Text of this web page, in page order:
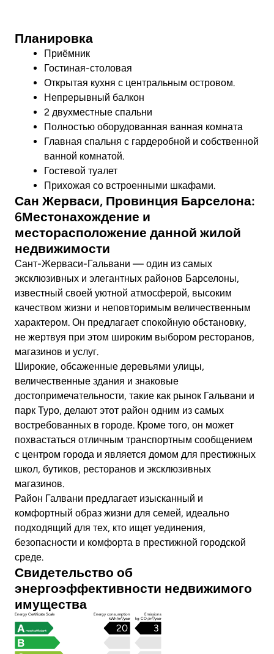
Планировка
Приёмник
Гостиная-столовая
Открытая кухня с центральным островом.
Непрерывный балкон
2 двухместные спальни
Полностью оборудованная ванная комната
Главная спальня с гардеробной и собственной
ванной комнатой.
Гостевой туалет
Прихожая со встроенными шкафами.
Сан Жерваси, Провинция Барселона:
6Местонахождение и
месторасположение данной жилой
недвижимости
Сант-Жерваси-Гальвани — один из самых
эксклюзивных и элегантных районов Барселоны,
известный своей уютной атмосферой, высоким
качеством жизни и неповторимым величественным
характером. Он предлагает спокойную обстановку,
не жертвуя при этом широким выбором ресторанов,
магазинов и услуг.
Широкие, обсаженные деревьями улицы,
величественные здания и знаковые
достопримечательности, такие как рынок Гальвани и
парк Туро, делают этот район одним из самых
востребованных в городе. Кроме того, он может
похвастаться отличным транспортным сообщением
с центром города и является домом для престижных
школ, бутиков, ресторанов и эксклюзивных
магазинов.
Район Галвани предлагает изысканный и
комфортный образ жизни для семей, идеально
подходящий для тех, кто ищет уединения,
безопасности и комфорта в престижной городской
среде.
Свидетельство об
энергоэффективности недвижимого
имущества
Energy Certificate Scale
Energy consumption
kWh/m²/year
Emissions
kg CO₂/m²/year
most efficient 3
20